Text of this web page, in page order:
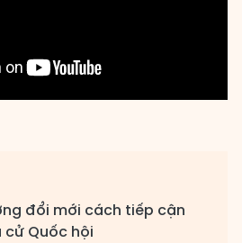
đổi mới cách tiếp cận
Quốc hội